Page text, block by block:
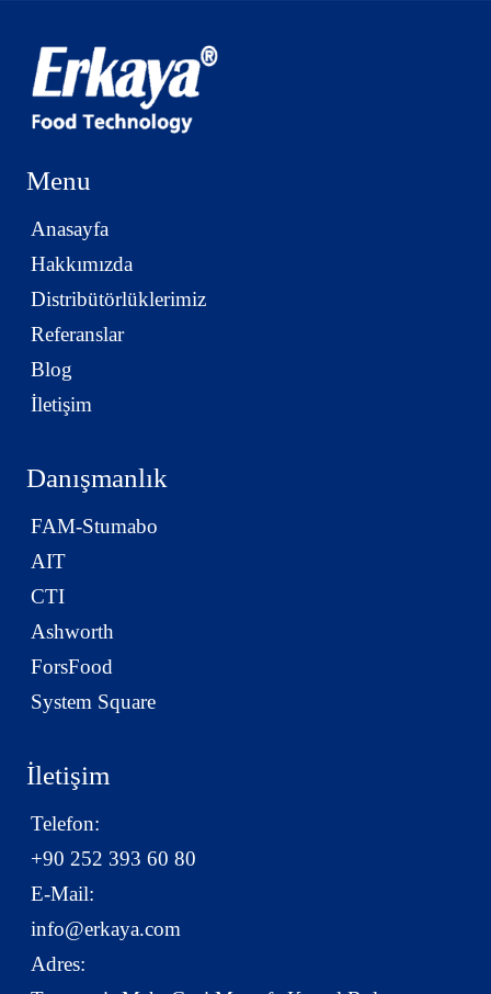
Menu
Anasayfa
Hakkımızda
Distribütörlüklerimiz
Referanslar
Blog
İletişim
Danışmanlık
FAM-Stumabo
AIT
CTI
Ashworth
ForsFood
System Square
İletişim
Telefon:
+90 252 393 60 80
E-Mail:
info@erkaya.com
Adres: